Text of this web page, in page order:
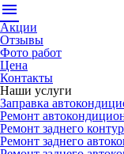
menu
Акции
Отзывы
Фото работ
Цена
Контакты
Наши услуги
Заправка
Ремонт
Ремонт заднего
Ремонт заднего